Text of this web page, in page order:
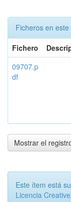
Ficheros en
Fichero
09707.p
df
Mostrar el
Este ítem está
Licencia